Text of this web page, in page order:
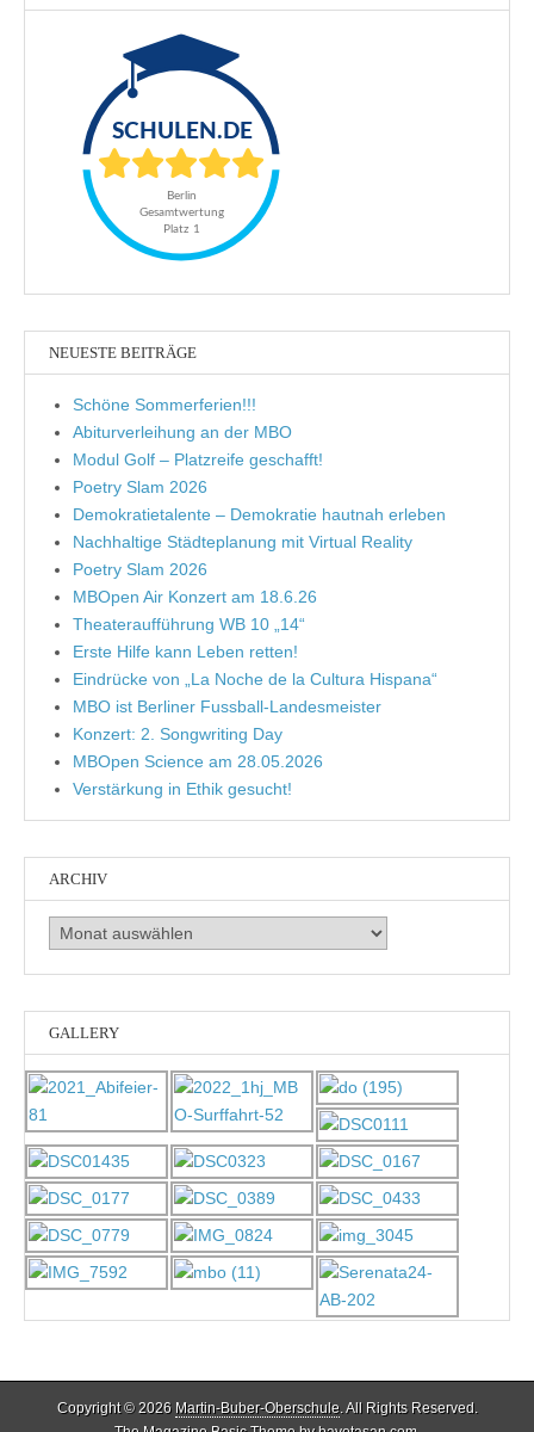
NEUESTE BEITRÄGE
Schöne Sommerferien!!!
Abiturverleihung an der MBO
Modul Golf – Platzreife geschafft!
Poetry Slam 2026
Demokratietalente – Demokratie hautnah erleben
Nachhaltige Städteplanung mit Virtual Reality
Poetry Slam 2026
MBOpen Air Konzert am 18.6.26
Theateraufführung WB 10 „14“
Erste Hilfe kann Leben retten!
Eindrücke von „La Noche de la Cultura Hispana“
MBO ist Berliner Fussball-Landesmeister
Konzert: 2. Songwriting Day
MBOpen Science am 28.05.2026
Verstärkung in Ethik gesucht!
ARCHIV
Archiv
GALLERY
Copyright © 2026 Martin-Buber-Oberschule. All Rights Reserved.